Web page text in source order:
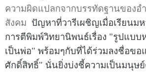
ความผิดแปลกจากบรรทัดฐานของอ
สังคม ปัญหาที่วารีเผชิญเมื่อเรียนม
การตีพิมพ์วิทยานิพนธ์เรื่อง "รูปแบบ
เป็นพ่อ" พร้อมๆกับที่ได้ร่วมลงชื่อขอ
ศักดิ์สิทธิ์" นั่นยิ่งบ่งชี้ความเป็นมนุษย์